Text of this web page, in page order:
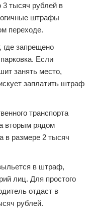
3 тысяч рублей в
штрафы
переходе.
где запрещено
Если
занять место,
заплатить штраф
транспорта
вторым рядом
в размере 2 тысяч
в штраф,
лиц. Для простого
отдаст в
рублей.